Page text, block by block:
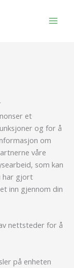
et
og for å
om
våre
som kan
har gjort
inn gjennom din
nettsteder for å
på enheten